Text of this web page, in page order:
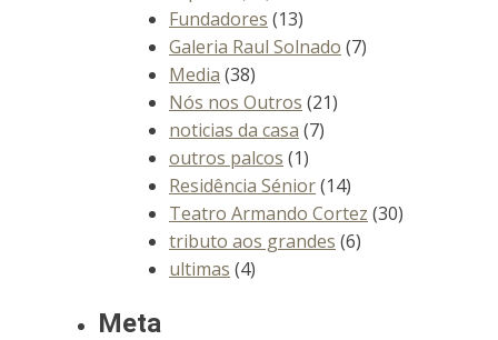
Fundadores (13)
Galeria Raul Solnado (7)
Media (38)
Nós nos Outros (21)
noticias da casa (7)
outros palcos (1)
Residência Sénior(14)
Teatro Armando Cortez (30)
tributo aos grandes (6)
ultimas (4)
Meta